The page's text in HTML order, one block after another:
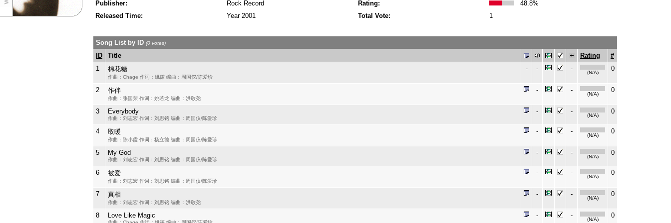
Publisher: Rock Record Rating:
48.8%
Released Time:
Year 2001 Total Vote: 1
Song List by ID (0 votes)
ID Title Rating
#
1
棉花糖
作曲：Chage 作词：姚谦 编曲：周国仪/陈爱珍
- - -
(N/A)
0
2 作伴
作曲：张国荣 作词：姚若龙 编曲：洪敬尧
- -
(N/A)
0
3 Everybody
作曲：刘志宏 作词：刘思铭 编曲：周国仪/陈爱珍
- -
(N/A)
0
4 取暖
作曲：陈小霞 作词：杨立德 编曲：周国仪/陈爱珍
- -
(N/A)
0
5 My God
作曲：刘志宏 作词：刘思铭 编曲：周国仪/陈爱珍
- -
(N/A)
0
6 被爱
作曲：刘志宏 作词：刘思铭 编曲：周国仪/陈爱珍
- -
(N/A)
0
7 真相
作曲：刘志宏 作词：刘思铭 编曲：洪敬尧
- -
(N/A)
0
8 Love Like Magic - -
(N/A)
0